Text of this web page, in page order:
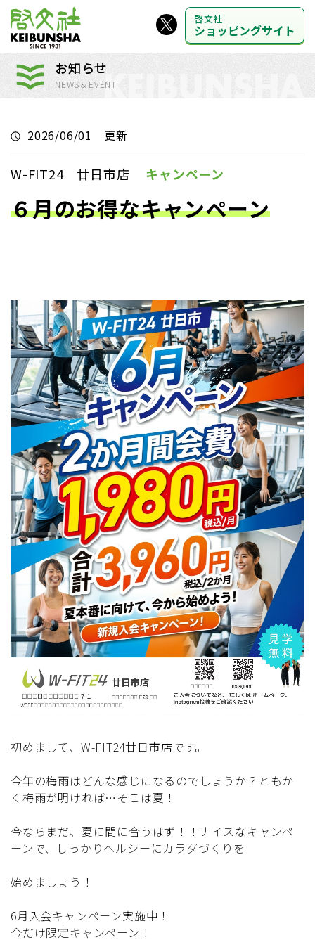
啓文社
ショッピングサイト
お知らせ
NEWS＆EVENT
2026/06/01 更新
W-FIT24 廿日市店 キャンペーン
６月のお得なキャンペーン
初めまして、W-FIT24廿日市店です。
今年の梅雨はどんな感じになるのでしょうか？ともか
く梅雨が明ければ…そこは夏！
今ならまだ、夏に間に合うはず！！ナイスなキャンペ
ーンで、しっかりヘルシーにカラダづくりを
始めましょう！
6月入会キャンペーン実施中！
今だけ限定キャンペーン！